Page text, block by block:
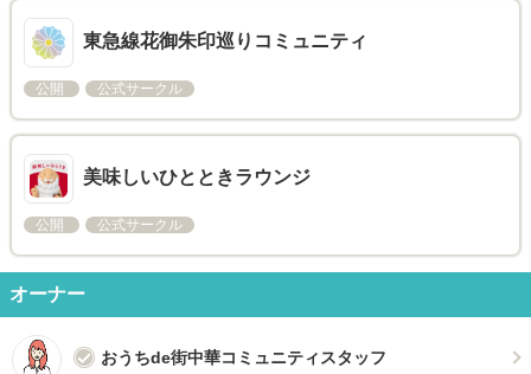
東急線花御朱印巡りコミュニティ
公開 公式サークル
美味しいひとときラウンジ
公開 公式サークル
オーナー
おうちde街中華コミュニティスタッフ